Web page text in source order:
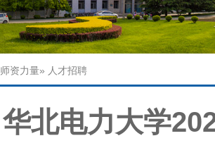
师资力量» 人才招聘
华北电力大学